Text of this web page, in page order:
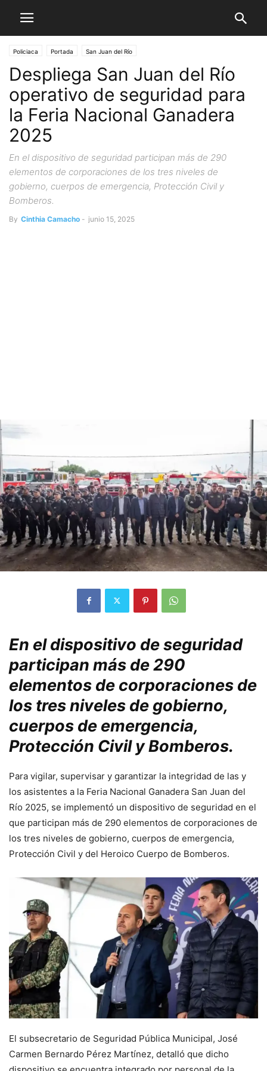
Policiaca Portada San Juan del Río
Despliega San Juan del Río
operativo de seguridad para
la Feria Nacional Ganadera
2025
En el dispositivo de seguridad participan más de 290
elementos de corporaciones de los tres niveles de
gobierno, cuerpos de emergencia, Protección Civil y
Bomberos.
By Cinthia Camacho - junio 15, 2025
En el dispositivo de seguridad
participan más de 290
elementos de corporaciones de
los tres niveles de gobierno,
cuerpos de emergencia,
Protección Civil y Bomberos.
Para vigilar, supervisar y garantizar la integridad de las y
los asistentes a la Feria Nacional Ganadera San Juan del
Río 2025, se implementó un dispositivo de seguridad en el
que participan más de 290 elementos de corporaciones de
los tres niveles de gobierno, cuerpos de emergencia,
Protección Civil y del Heroico Cuerpo de Bomberos.
El subsecretario de Seguridad Pública Municipal, José
Carmen Bernardo Pérez Martínez, detalló que dicho